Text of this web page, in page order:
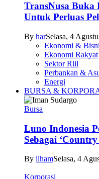
TransNusa Buka
Untuk Perluas
By harSelasa, 4
Ekonomi &
Ekonomi Rakyat
Sektor Riil
Perbankan &
Energi
BURSA &
Bursa
Luno Indonesia
Sebagai ‘Country
By ilhamSelasa, 4
Korporasi